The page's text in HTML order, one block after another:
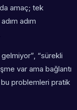
amaç; tek
adım
“sürekli
var ama bağlantı
bu problemleri pratik